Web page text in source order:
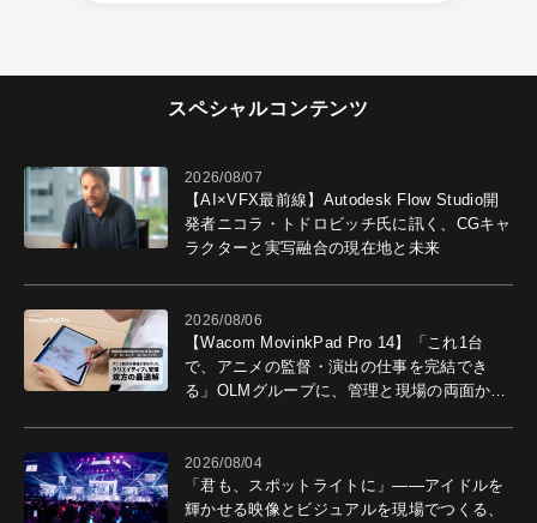
スペシャルコンテンツ
2026/08/07
【AI×VFX最前線】Autodesk Flow Studio開
発者ニコラ・トドロビッチ氏に訊く、CGキャ
ラクターと実写融合の現在地と未来
2026/08/06
【Wacom MovinkPad Pro 14】「これ1台
で、アニメの監督・演出の仕事を完結でき
る」OLMグループに、管理と現場の両面から
2026/08/04
「君も、スポットライトに」――アイドルを
輝かせる映像とビジュアルを現場でつくる、